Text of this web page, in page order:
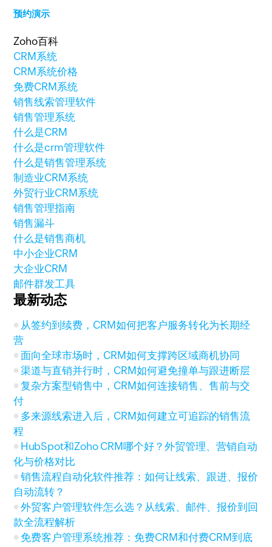
预约演示
Zoho百科
CRM系统
CRM系统价格
免费CRM系统
销售线索管理软件
销售管理系统
什么是CRM
什么是crm管理软件
什么是销售管理系统
制造业CRM系统
外贸行业CRM系统
销售管理指南
销售漏斗
什么是销售商机
中小企业CRM
大企业CRM
邮件群发工具
最新动态
从签约到续费，CRM如何把客户服务转化为长期经
营
面向全球市场时，CRM如何支撑跨区域商机协同
渠道与直销并行时，CRM如何避免撞单与跟进断层
复杂方案型销售中，CRM如何连接销售、售前与交
付
多来源线索进入后，CRM如何建立可追踪的销售流
程
HubSpot和Zoho CRM哪个好？外贸管理、营销自动
化与价格对比
销售流程自动化软件推荐：如何让线索、跟进、报价
自动流转？
外贸客户管理软件怎么选？从线索、邮件、报价到回
款全流程解析
免费客户管理系统推荐：免费CRM和付费CRM到底